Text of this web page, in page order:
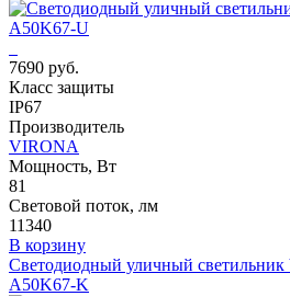
7690 руб.
Класс защиты
IP67
Производитель
VIRONA
Мощность, Вт
81
Световой поток, лм
11340
В корзину
Светодиодный уличный
A50K67-K